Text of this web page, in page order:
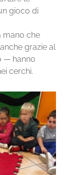
gioco di
mano che
grazie al
— hanno
cerchi.